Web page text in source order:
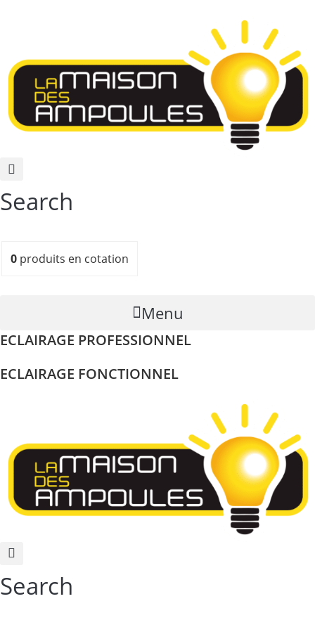
Search
0 produits en cotation
Menu
ECLAIRAGE PROFESSIONNEL
ECLAIRAGE FONCTIONNEL
Search